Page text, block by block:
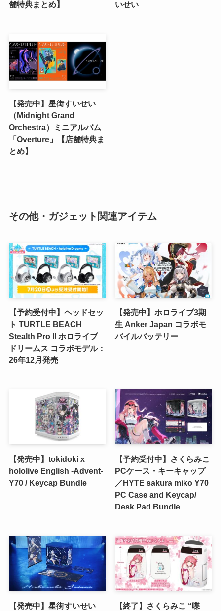
舗特典まとめ】 いせい
【発売中】星街すいせい
（Midnight Grand
Orchestra）ミニアルバム
「Overture」【店舗特典ま
とめ】
その他・ガジェット関連アイテム
【予約受付中】ヘッドセッ
ト TURTLE BEACH
Stealth Pro II ホロライブ
ドリームス コラボモデル：
26年12月発売
【発売中】ホロライブ3期
生 Anker Japan コラボモ
バイルバッテリー
【発売中】tokidoki x
hololive English -Advent-
Y70 / Keycap Bundle
【予約受付中】さくらみこ
PCケース・キーキャップ
／HYTE sakura miko Y70
PC Case and Keycap/
Desk Pad Bundle
【発売中】星街すいせい
【終了】さくらみこ “喋